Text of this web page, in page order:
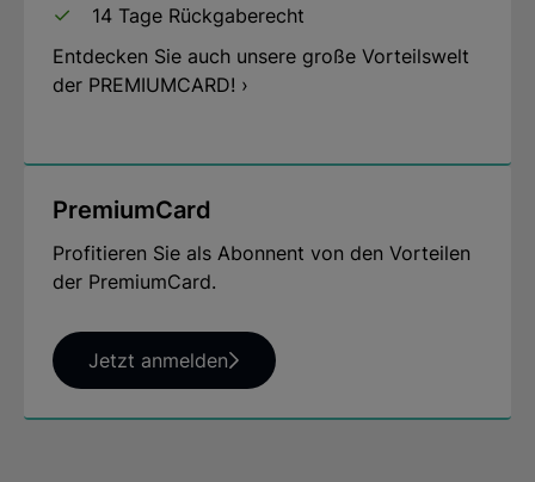
14 Tage Rückgaberecht
Entdecken Sie auch unsere große Vorteilswelt
der PREMIUMCARD! ›
PremiumCard
Profitieren Sie als Abonnent von den Vorteilen
der PremiumCard.
Jetzt anmelden